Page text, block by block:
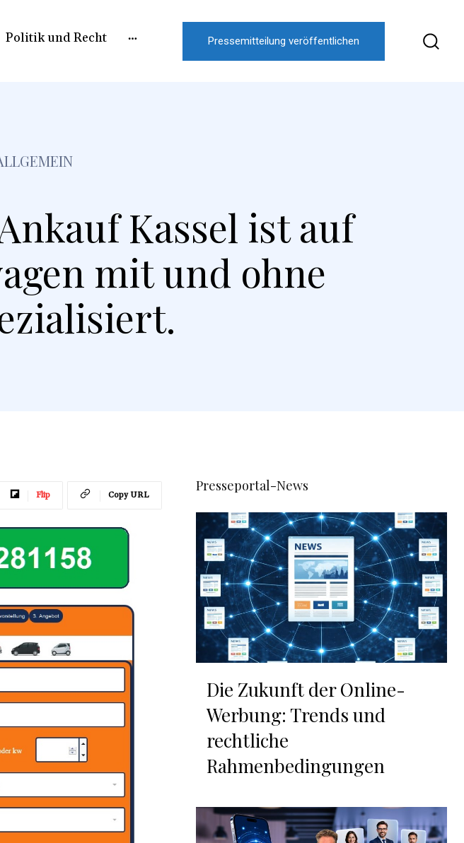
Politik und Recht Pressemitteilung veröffentlichen
Kassel ist auf
mit und ohne
Flip Copy URL
Presseportal-News
Die Zukunft der Online-
Werbung: Trends und
rechtliche
Rahmenbedingungen